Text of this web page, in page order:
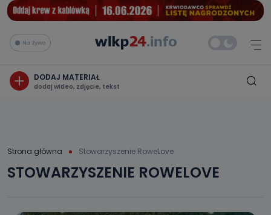
Na żywo
DODAJ MATERIAŁ
dodaj wideo, zdjęcie, tekst
Strona główna Stowarzyszenie RoweLove
STOWARZYSZENIE ROWELOVE